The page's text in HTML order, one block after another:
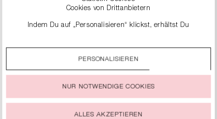
SNEAKER
Cookies von Drittanbietern
Indem Du auf „Personalisieren“ klickst, erhältst Du
Durch einen Klick auf das Auswahlfeld „Alle akzeptieren“
stimmst Du der Verwendung aller Cookies zu, die unter
jeder Zeit ändern oder widerrufen.
PERSONALISIEREN
NUR NOTWENDIGE COOKIES
ALLES AKZEPTIEREN